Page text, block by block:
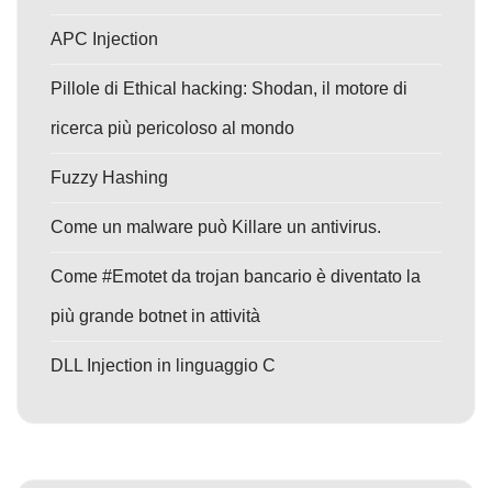
APC Injection
Pillole di Ethical hacking: Shodan, il motore di
ricerca più pericoloso al mondo
Fuzzy Hashing
Come un malware può Killare un antivirus.
Come #Emotet da trojan bancario è diventato la
più grande botnet in attività
DLL Injection in linguaggio C